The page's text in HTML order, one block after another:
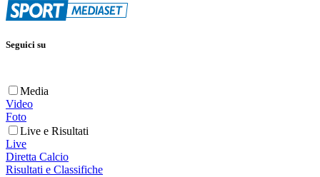
Seguici su
Media
Video
Foto
Live e Risultati
Live
Diretta Calcio
Risultati e Classifiche